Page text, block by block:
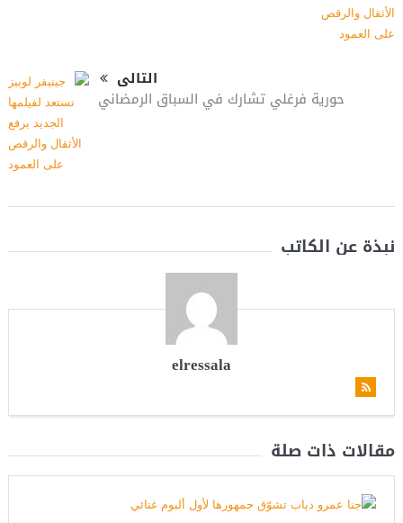
التالى
حورية فرغلي تشارك في السباق الرمضاني
نبذة عن الكاتب
elressala
مقالات ذات صلة